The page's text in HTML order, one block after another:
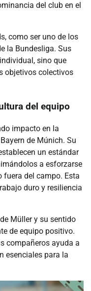
del club en el
como ser uno de los
la Bundesliga. Sus
sino que
objetivos colectivos
del equipo
impacto en la
de Múnich. Su
un estándar
a esforzarse
fuera del campo. Esta
duro y resiliencia
Müller y su sentido
de equipo positivo.
compañeros ayuda a
esenciales para la